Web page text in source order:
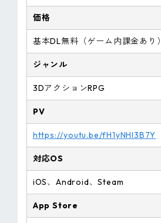
価格
基本DL無料（ゲーム内課金あり）
ジャンル
3DアクションRPG
PV
https://youtu.be/fH1yNHl3B7Y
対応OS
iOS、Android、Steam
App Store